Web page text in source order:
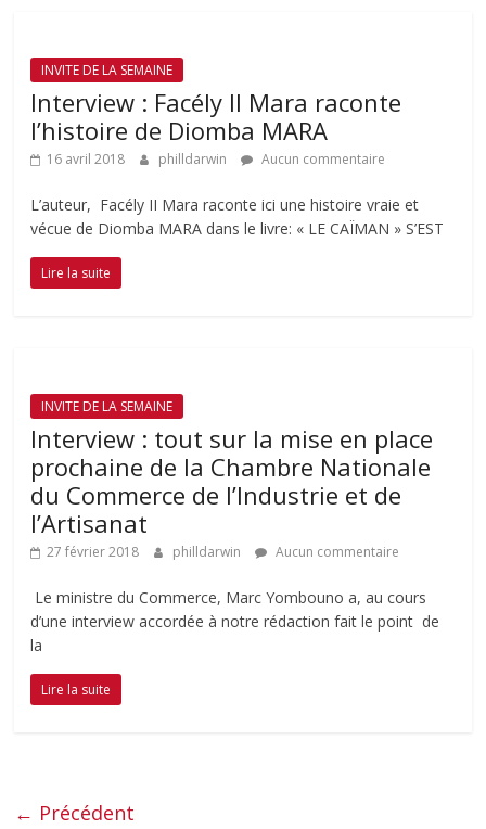
INVITE DE LA SEMAINE
Interview : Facély II Mara raconte
l’histoire de Diomba MARA
16 avril 2018 philldarwin Aucun commentaire
L’auteur, Facély II Mara raconte ici une histoire vraie et
vécue de Diomba MARA dans le livre: « LE CAÏMAN » S’EST
Lire la suite
INVITE DE LA SEMAINE
Interview : tout sur la mise en place
prochaine de la Chambre Nationale
du Commerce de l’Industrie et de
l’Artisanat
27 février 2018 philldarwin Aucun commentaire
Le ministre du Commerce, Marc Yombouno a, au cours
d’une interview accordée à notre rédaction fait le point de
la
Lire la suite
← Précédent